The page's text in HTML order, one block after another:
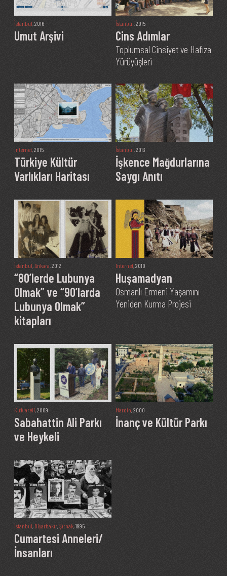
İstanbul , 2016
Umut Arşivi
İstanbul , 2015
Cins Adımlar
Toplumsal Cinsiyet ve Hafıza
Yürüyüşleri
Internet , 2015
Türkiye Kültür
Varlıkları Haritası
İstanbul , 2013
İşkence Mağdurlarına
Saygı Anıtı
İstanbul, Ankara, 2012
“80’lerde Lubunya
Olmak” ve “90’larda
Lubunya Olmak”
kitapları
Internet, 2010
Huşamadyan
Osmanlı Ermeni Yaşamını
Yeniden Kurma Projesi
Kırklareli, 2009
Sabahattin Ali Parkı
ve Heykeli
Mardin, 2000
İnanç ve Kültür Parkı
İstanbul, Diyarbakır,Şırnak, 1995
Cumartesi Anneleri/
İnsanları